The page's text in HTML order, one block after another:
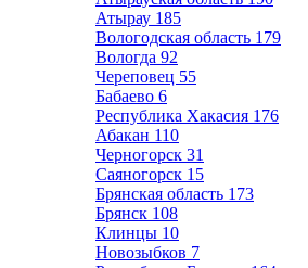
Атырау 185
Вологодская область 179
Вологда 92
Череповец 55
Бабаево 6
Республика Хакасия 176
Абакан 110
Черногорск 31
Саяногорск 15
Брянская область 173
Брянск 108
Клинцы 10
Новозыбков 7